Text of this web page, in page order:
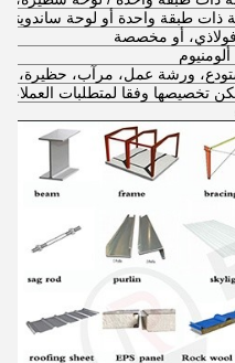
ذات طبقة واحدة أو لوحة
أو مخصصة
ورشة عمل، مرآب، حظيرة،
تخصيصها وفقا لمتطلبات العملاء